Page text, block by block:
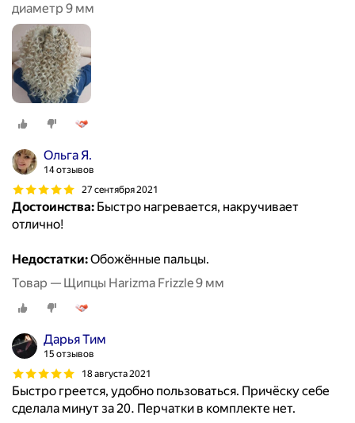
диаметр 9 мм
Ольга Я.
14 отзывов
27 сентября 2021
Достоинства: Быстро нагревается, накручивает
отлично!
Недостатки:Обожëнные пальцы.
Товар — Щипцы Harizma Frizzle 9 мм
Дарья Тим
15 отзывов
18 августа 2021
Быстро греется, удобно пользоваться. Причёску себе
сделала минут за 20. Перчатки в комплекте нет.